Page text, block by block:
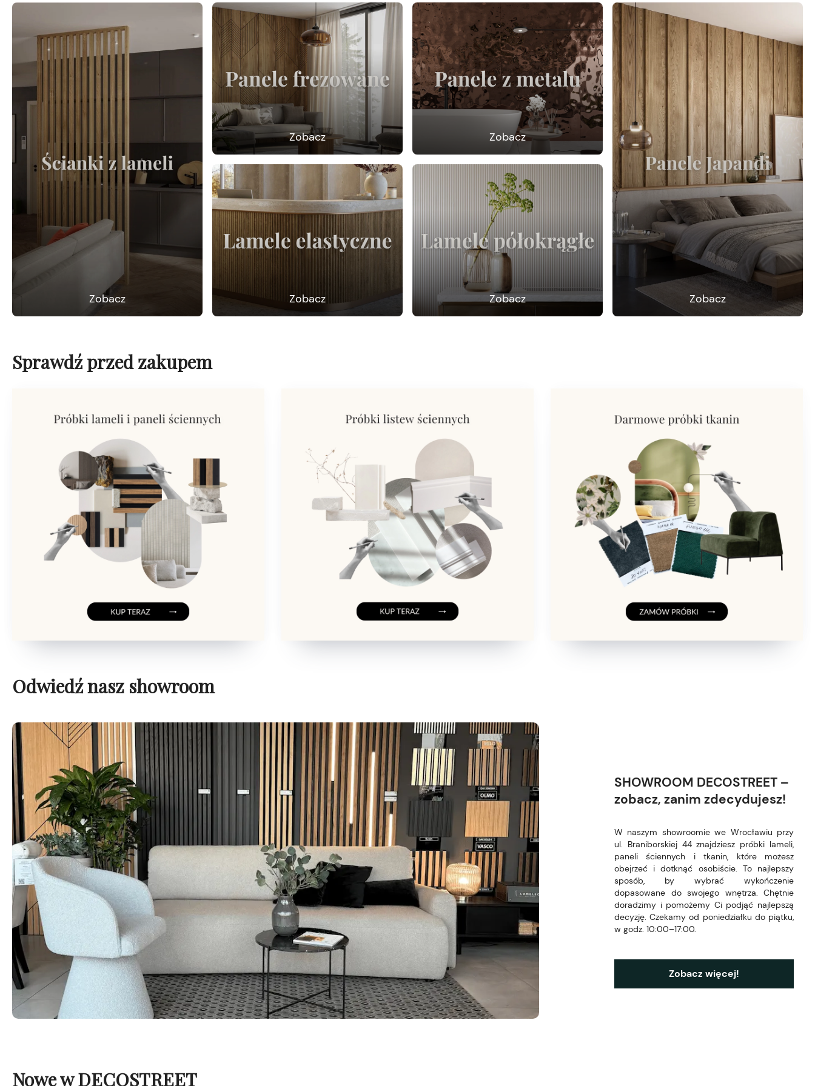
Zobacz
Zobacz Zobacz
Zobacz
Zobacz Zobacz
Sprawdź przed zakupem
Odwiedź nasz showroom
SHOWROOM DECOSTREET –
zobacz, zanim zdecydujesz!
W naszym showroomie we Wrocławiu przy
ul. Braniborskiej 44 znajdziesz próbki lameli,
paneli ściennych i tkanin, które możesz
obejrzeć i dotknąć osobiście. To najlepszy
sposób, by wybrać wykończenie
dopasowane do swojego wnętrza. Chętnie
doradzimy i pomożemy Ci podjąć najlepszą
decyzję. Czekamy od poniedziałku do piątku,
w godz. 10:00–17:00.
Zobacz więcej!
Nowe w DECOSTREET